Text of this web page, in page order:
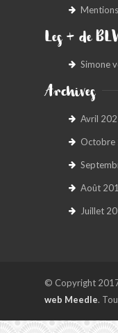
Les + de BLV
Simone
Archives
Avril
Octobre
Août
Juillet
© Copyright
web Meedle.